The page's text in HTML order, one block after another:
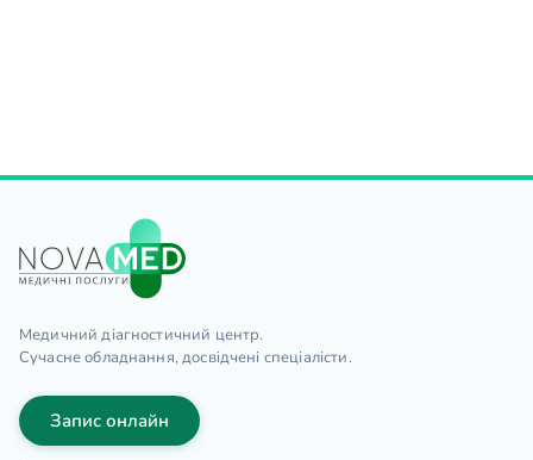
Медичний діагностичний центр.
Сучасне обладнання, досвідчені спеціалісти.
Запис онлайн